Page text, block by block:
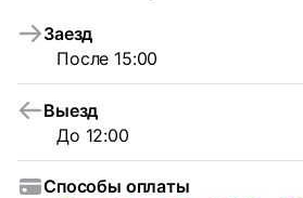
Заезд
После 15:00
Выезд
До 12:00
Способы оплаты